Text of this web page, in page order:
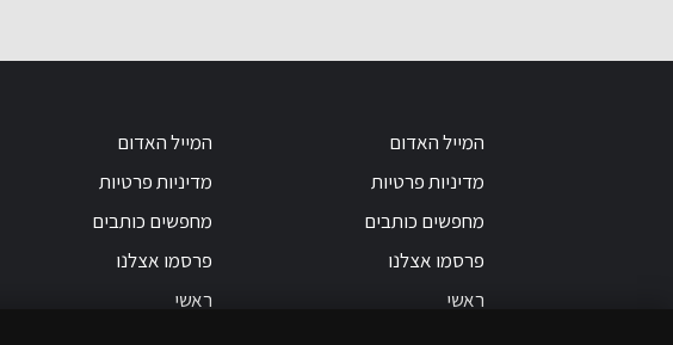
המייל האדום
מדיניות פרטיות
מחפשים כותבים
פרסמו אצלנו
ראשי
המייל האדום
מדיניות פרטיות
מחפשים כותבים
פרסמו אצלנו
ראשי